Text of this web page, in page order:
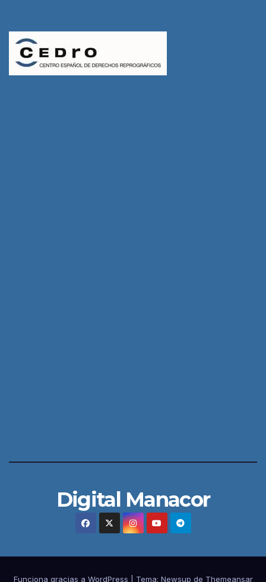
Digital Manacor
Funciona gracias a WordPress Tema: Newsup de Themeansar